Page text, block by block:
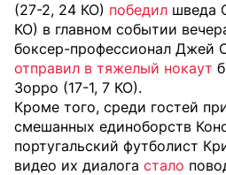
(27-2, 24 КО) победил шведа
КО) в главном событии
боксер-профессионал Джей
отправил в тяжелый нокаут
Зорро (17-1, 7 КО).
Кроме того, среди гостей
смешанных единоборств
португальский футболист
видео их диалога стало